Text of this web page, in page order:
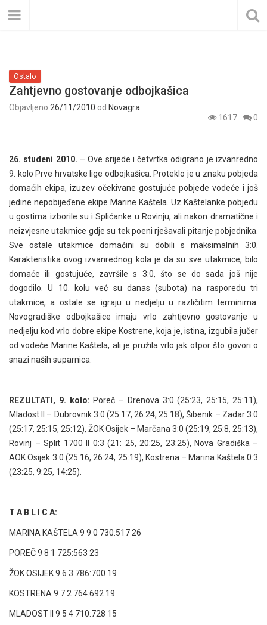
Ostalo
Zahtjevno gostovanje odbojkašica
Objavljeno 26/11/2010 od Novagra
1617
0
26. studeni 2010. – Ove srijede i četvrtka odigrano je izvanredno
9. kolo Prve hrvatske lige odbojkašica. Proteklo je u znaku pobjeda
domaćih ekipa, izuzev očekivane gostujuće pobjede vodeće i još
jedine nepobijeđene ekipe Marine Kaštela. Uz Kaštelanke pobjedu
u gostima izborile su i Splićanke u Rovinju, ali nakon dramatične i
neizvjesne utakmice gdje su tek poeni rješavali pitanje pobjednika.
Sve ostale utakmice domaćini su dobili s maksimalnih 3:0.
Karakteristika ovog izvanrednog kola je da su sve utakmice, bilo
domaće ili gostujuće, završile s 3:0, što se do sada još nije
dogodilo. U 10. kolu već su danas (subota) na rasporedu tri
utakmice, a ostale se igraju u nedjelju u različitim terminima.
Novogradiške odbojkašice imaju vrlo zahtjevno gostovanje u
nedjelju kod vrlo dobre ekipe Kostrene, koja je, istina, izgubila jučer
od vodeće Marine Kaštela, ali je pružila vrlo jak otpor što govori o
snazi naših suparnica.
REZULTATI, 9. kolo: Poreč – Drenova 3:0 (25:23, 25:15, 25:11),
Mladost II – Dubrovnik 3:0 (25:17, 26:24, 25:18), Šibenik – Zadar 3:0
(25:17, 25:15, 25:12), ŽOK Osijek – Marčana 3:0 (25:19, 25:8, 25:13),
Rovinj – Split 1700 II 0:3 (21: 25, 20:25, 23:25), Nova Gradiška –
AOK Osijek 3:0 (25:16, 26:24, 25:19), Kostrena – Marina Kaštela 0:3
(23:25, 9:25, 14:25).
T A B L I C A:
MARINA KAŠTELA 9 9 0 730:517 26
POREČ 9 8 1 725:563 23
ŽOK OSIJEK 9 6 3 786:700 19
KOSTRENA 9 7 2 764:692 19
MLADOST II 9 5 4 710:728 15